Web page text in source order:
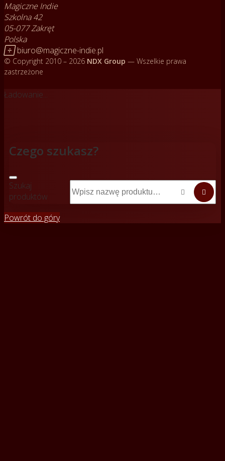
Magiczne Indie
Szkolna 42
05-077 Zakręt
Polska
 biuro@magiczne-indie.pl
© Copyright 2010 – 2026 NDX Group — Wszelkie prawa
zastrzeżone
Ładowanie...
Czego szukasz?
Szukaj
produktów
 
Powrót do góry